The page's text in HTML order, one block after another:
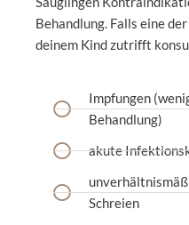
Behandlung. Falls eine
deinem Kind zutrifft
Impfungen
Behandlung)
akute
Schreien